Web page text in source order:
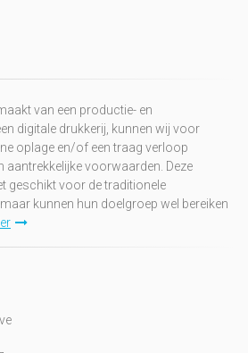
van een productie- en
digitale drukkerij, kunnen wij voor
oplage en/of een traag verloop
aantrekkelijke voorwaarden. Deze
geschikt voor de traditionele
kunnen hun doelgroep wel bereiken